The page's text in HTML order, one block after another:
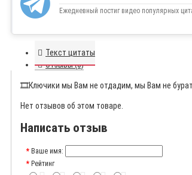
Ежедневный постиг видео популярных
Текст цитаты
Отзывы (0)
🎞️Ключики мы Вам не отдадим, мы Вам не
Нет отзывов об этом товаре.
Написать отзыв
Ваше имя:
Рейтинг